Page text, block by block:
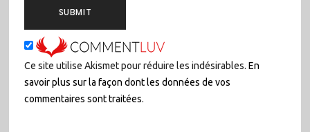
Ce site utilise Akismet pour réduire les indésirables. En
savoir plus sur la façon dont les données de vos
commentaires sont traitées.